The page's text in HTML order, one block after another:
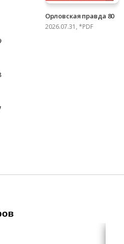
Орловская правда 80
2026.07.31, *PDF